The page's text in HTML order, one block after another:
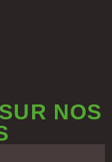
NOS